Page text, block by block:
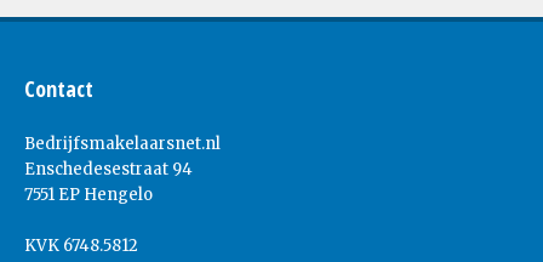
Contact
Bedrijfsmakelaarsnet.nl
Enschedesestraat 94
7551 EP Hengelo
KVK 6748.5812